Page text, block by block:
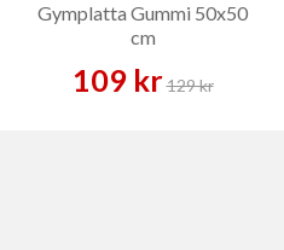
Gymplatta Gummi 50x50
cm
109 kr129 kr